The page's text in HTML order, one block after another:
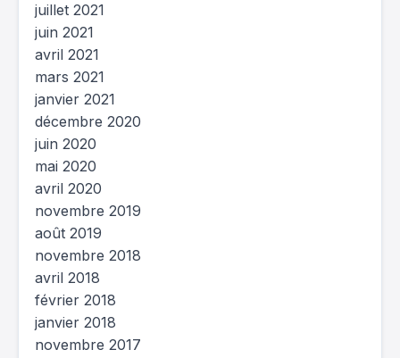
juillet 2021
juin 2021
avril 2021
mars 2021
janvier 2021
décembre 2020
juin 2020
mai 2020
avril 2020
novembre 2019
août 2019
novembre 2018
avril 2018
février 2018
janvier 2018
novembre 2017